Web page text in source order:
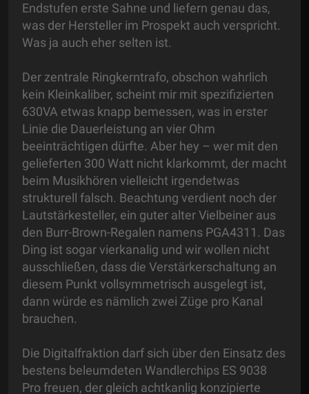
Endstufen erste Sahne und liefern genau das,
was der Hersteller im Prospekt auch verspricht.
Was ja auch eher selten ist.
Der zentrale Ringkerntrafo, obschon wahrlich
kein Kleinkaliber, scheint mir mit spezifizierten
630VA etwas knapp bemessen, was in erster
Linie die Dauerleistung an vier Ohm
beeinträchtigen dürfte. Aber hey – wer mit den
gelieferten 300 Watt nicht klarkommt, der macht
beim Musikhören vielleicht irgendetwas
strukturell falsch. Beachtung verdient noch der
Lautstärkesteller, ein guter alter Vielbeiner aus
den Burr-Brown-Regalen namens PGA4311. Das
Ding ist sogar vierkanalig und wir wollen nicht
ausschließen, dass die Verstärkerschaltung an
diesem Punkt vollsymmetrisch ausgelegt ist,
dann würde es nämlich zwei Züge pro Kanal
brauchen.
Die Digitalfraktion darf sich über den Einsatz des
bestens beleumdeten Wandlerchips ES 9038
Pro freuen, der gleich achtkanlig konzipierte